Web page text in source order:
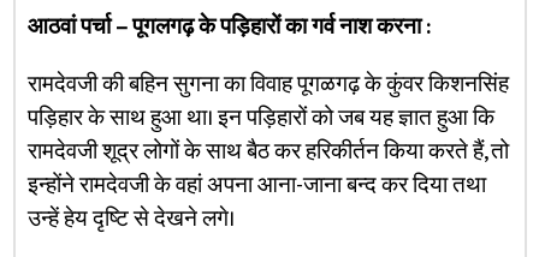
आठवां पर्चा – पूगलगढ़ के पड़िहारों का गर्व नाश करना :
रामदेवजी की बहिन सुगना का विवाह पूगळगढ़ के कुंवर किशनसिंह
पड़िहार के साथ हुआ था। इन पड़िहारों को जब यह ज्ञात हुआ कि
रामदेवजी शूद्र लोगों के साथ बैठ कर हरिकीर्तन किया करते हैं, तो
इन्होंने रामदेवजी के वहां अपना आना-जाना बन्द कर दिया तथा
उन्हें हेय दृष्टि से देखने लगे।